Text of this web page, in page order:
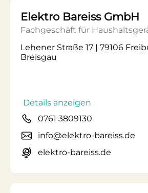
Elektro Bareiss GmbH
Fachgeschäft für
Lehener Straße 17 | 79106
Breisgau
Details anzeigen
0761 3809130
info@elektro-bareiss.de
elektro-bareiss.de